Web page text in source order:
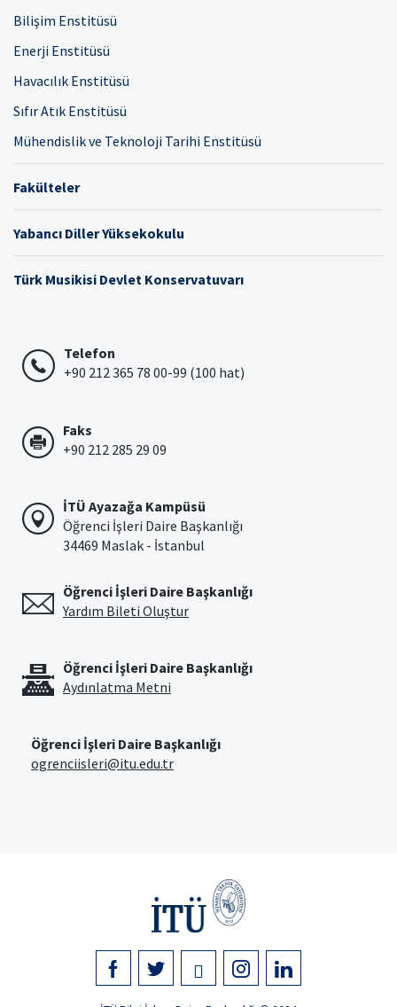
Bilişim Enstitüsü
Enerji Enstitüsü
Havacılık Enstitüsü
Sıfır Atık Enstitüsü
Mühendislik ve Teknoloji Tarihi Enstitüsü
Fakülteler
Yabancı Diller Yüksekokulu
Türk Musikisi Devlet Konservatuvarı
Telefon
+90 212 365 78 00-99 (100 hat)
Faks
+90 212 285 29 09
İTÜ Ayazağa Kampüsü
Öğrenci İşleri Daire Başkanlığı
34469 Maslak - İstanbul
Öğrenci İşleri Daire Başkanlığı
Yardım Bileti Oluştur
Öğrenci İşleri Daire Başkanlığı
Aydınlatma Metni
Öğrenci İşleri Daire Başkanlığı
ogrenciisleri@itu.edu.tr